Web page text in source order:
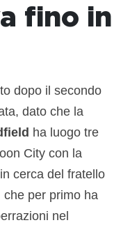
fino in
dopo il secondo
dato che la
ha luogo tre
City con la
cerca del fratello
che per primo ha
nel